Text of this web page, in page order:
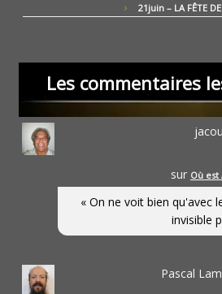
21juin – LA FÊTE
Les commentaires
jacou
sur Où est
« On ne voit bien qu'avec
invisible
Pascal